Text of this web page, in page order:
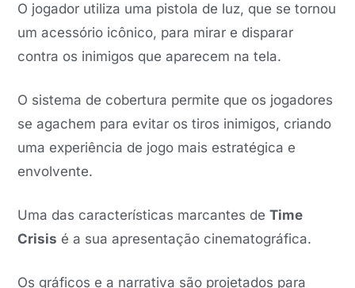
O jogador utiliza uma pistola de luz, que se tornou
um acessório icônico, para mirar e disparar
contra os inimigos que aparecem na tela.
O sistema de cobertura permite que os jogadores
se agachem para evitar os tiros inimigos, criando
uma experiência de jogo mais estratégica e
envolvente.
Uma das características marcantes deTime
Crisis é a sua apresentação cinematográfica.
Os gráficos e a narrativa são projetados para